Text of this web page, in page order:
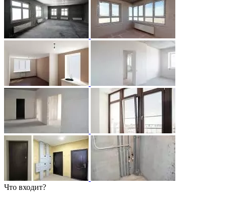
Что входит?